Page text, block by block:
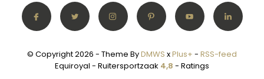
© Copyright 2026 - Theme ByDMWS xPlus+ - RSS-feed
Equiroyal - Ruitersportzaak 4,8 - Ratings